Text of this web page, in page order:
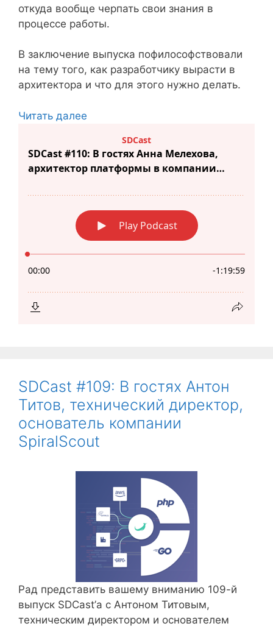
откуда вообще черпать свои знания в
процессе работы.
В заключение выпуска пофилософствовали
на тему того, как разработчику вырасти в
архитектора и что для этого нужно делать.
Читать далее
SDCast #109: В гостях Антон
Титов, технический директор,
основатель компании
SpiralScout
Рад представить вашему вниманию 109-й
выпуск SDCast’а с Антоном Титовым,
техническим директором и основателем